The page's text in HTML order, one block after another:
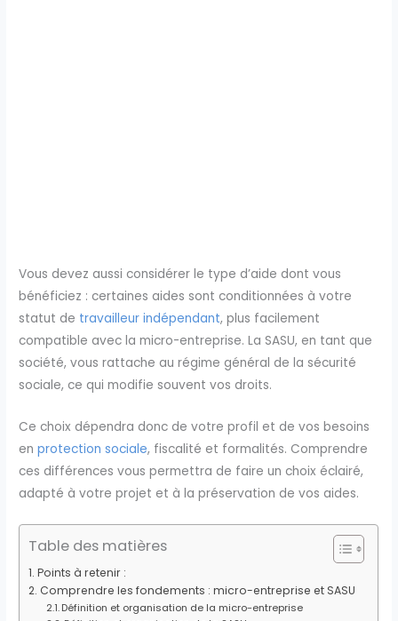
Vous devez aussi considérer le type d’aide dont vous
bénéficiez : certaines aides sont conditionnées à votre
statut de travailleur indépendant, plus facilement
compatible avec la micro-entreprise. La SASU, en tant que
société, vous rattache au régime général de la sécurité
sociale, ce qui modifie souvent vos droits.
Ce choix dépendra donc de votre profil et de vos besoins
enprotection sociale, fiscalité et formalités. Comprendre
ces différences vous permettra de faire un choix éclairé,
adapté à votre projet et à la préservation de vos aides.
Table des matières
Points à retenir :
Comprendre les fondements : micro-entreprise et SASU
Définition et organisation de la micro-entreprise